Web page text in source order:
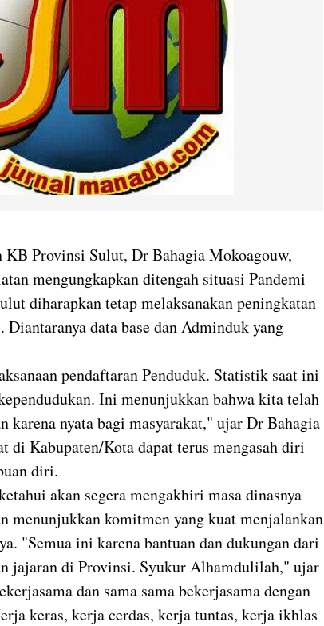
Provinsi Sulut, Dr Bahagia Mokoagouw,
mengungkapkan ditengah situasi Pandemi
diharapkan tetap melaksanakan peningkatan
Diantaranya data base dan Adminduk yang
pendaftaran Penduduk. Statistik saat ini
Ini menunjukkan bahwa kita telah
karena nyata bagi masyarakat," ujar Dr Bahagia
di Kabupaten/Kota dapat terus mengasah diri
diri.
akan segera mengakhiri masa dinasnya
menunjukkan komitmen yang kuat menjalankan
"Semua ini karena bantuan dan dukungan dari
jajaran di Provinsi. Syukur Alhamdulilah," ujar
dan sama sama bekerjasama dengan
keras, kerja cerdas, kerja tuntas, kerja ikhlas